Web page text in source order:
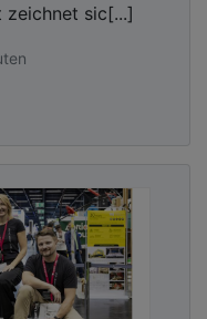
zeichnet sic[...]